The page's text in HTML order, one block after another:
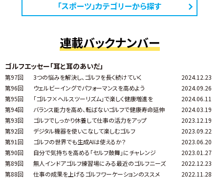
「スポーツ」カテゴリーから探す
連載バックナンバー
ゴルフエッセー「耳と耳のあいだ」
第97回 3つの悩みを解決し、ゴルフを長く続けていく
2024.12.23
第96回
ウェルビーイングでパフォーマンスを高めよう
2024.09.26
第95回
「ゴルフ×ヘルスツーリズム」で楽しく健康増進を
2024.06.11
第94回
バランス能力を高め、転ばないゴルフで健康寿命延伸
2024.03.19
第93回
ゴルフでしっかり休養して仕事の活力をアップ
2023.12.19
第92回
デジタル機器を使いこなして楽しむゴルフ
2023.09.22
第91回
ゴルフの世界でも生成AIは使えるか？
2023.06.20
第90回
自分で気持ちを高める「セルフ鼓舞」にチャレンジ
2023.01.27
第89回
無人インドアゴルフ練習場にみる最近のゴルフニーズ
2022.12.23
第88回
仕事の成果を上げるゴルフワーケーションのススメ
2022.11.28